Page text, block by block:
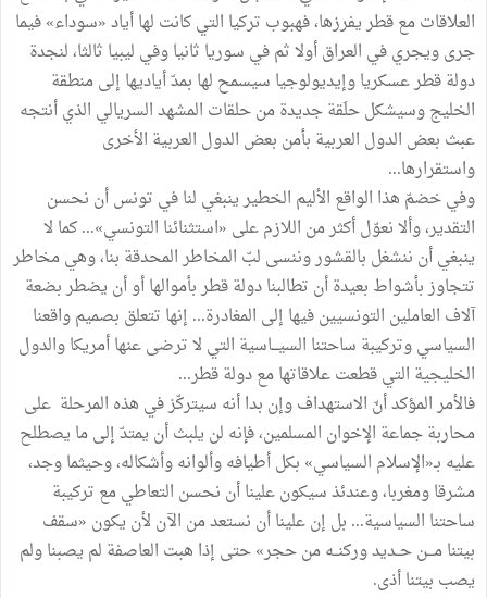
العلاقات مع قطر يفرزها، فهبوب تركيا التي كانت لها أياد «سوداء» فيما
جرى ويجري في العراق أولا ثم في سوريا ثانيا وفي ليبيا ثالثا، لنجدة
دولة قطر عسكريا وإيديولوجيا سيسمح لها بمدّ أياديها إلى منطقة
الخليج وسيشكل حلَقة جديدة من حلقات المشهد السريالي الذي أنتجه
عبث بعض الدول العربية بأمن بعض الدول العربية الأخرى
واستقرارها...
وفي خضمّ هذا الواقع الأليم الخطير ينبغي لنا في تونس أن نحسن
التقدير، وألا نعوّل أكثر من اللازم على «استثنائنا التونسي»... كما لا
ينبغي أن ننشغل بالقشور وننسى لبّ المخاطر المحدقة بنا، وهي مخاطر
تتجاوز بأشواط بعيدة أن تطالبنا دولة قطر بأموالها أو أن يضطر بضعة
آلاف العاملين التونسيين فيها إلى المغادرة... إنها تتعلق بصميم واقعنا
السياسي وتركيبة ساحتنا السيـــاسية التي لا ترضى عنها أمريكا والدول
الخليجية التي قطعت علاقاتها مع دولة قطر...
فالأمر المؤكد أنّ الاستهداف وإن بدا أنه سيتركّز في هذه المرحلة على
محاربة جماعة الإخوان المسلمين، فإنه لن يلبث أن يمتدّ إلى ما يصطلح
عليه بـ«الإسلام السياسي» بكل أطيافه وألوانه وأشكاله، وحيثما وجد،
مشرقا ومغربا، وعندئذ سيكون علينا أن نحسن التعاطي مع تركيبة
ساحتنا السياسية... بل إن علينا أن نستعد من الآن لأن يكون «سقف
بيتنا مـــن حــديد وركنــه من حجر» حتى إذا هبت العاصفة لم يصبنا ولم
يصب بيتنا أذى.